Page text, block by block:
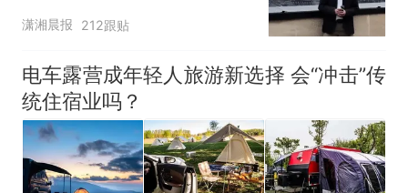
潇湘晨报 212跟贴
电车露营成年轻人旅游新选择 会“冲击”传
统住宿业吗？